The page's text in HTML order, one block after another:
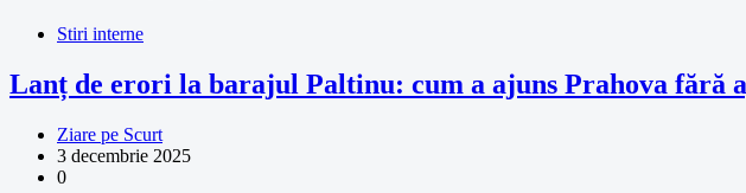
Stiri interne
Lanț de erori la barajul Paltinu: cum a ajuns Prahova fără
Ziare pe Scurt
3 decembrie 2025
0